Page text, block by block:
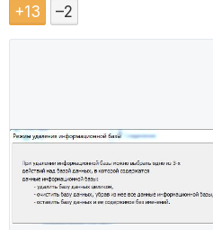
+13 –2